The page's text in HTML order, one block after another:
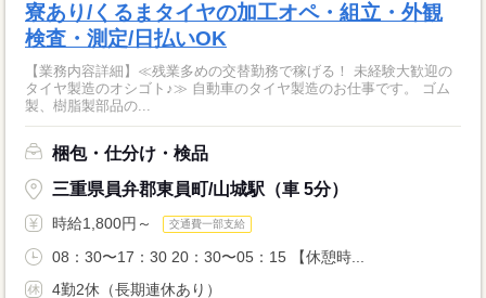
寮あり/くるまタイヤの加工オペ・組立・外観
検査・測定/日払いOK
【業務内容詳細】≪残業多めの交替勤務で稼げる！ 未経験大歓迎の
タイヤ製造のオシゴト♪≫ 自動車のタイヤ製造のお仕事です。 ゴム
製、樹脂製部品の...
梱包・仕分け・検品
三重県員弁郡東員町/山城駅（車 5分）
時給1,800円～ 交通費一部支給
08：30〜17：30 20：30〜05：15 【休憩時...
4勤2休（長期連休あり）